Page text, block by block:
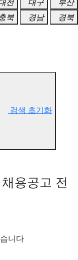
북 경남
경북
검색 초기화
용공고 전
니다